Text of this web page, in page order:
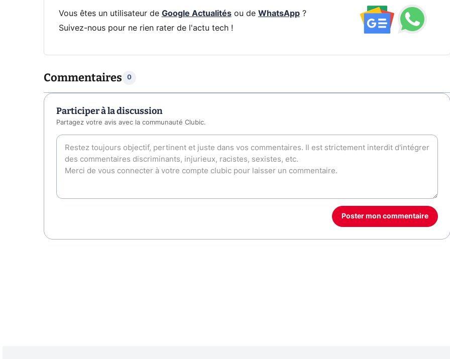
Vous êtes un utilisateur de Google Actualitésou de WhatsApp?
Suivez-nous pour ne rien rater de l'actu tech !
Commentaires 0
Participer à la discussion
Partagez votre avis avec la communauté Clubic.
Poster mon commentaire